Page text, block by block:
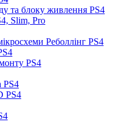
та блоку живлення PS4
Slim, Pro
Реболлінг PS4
PS4
PS4
PS4